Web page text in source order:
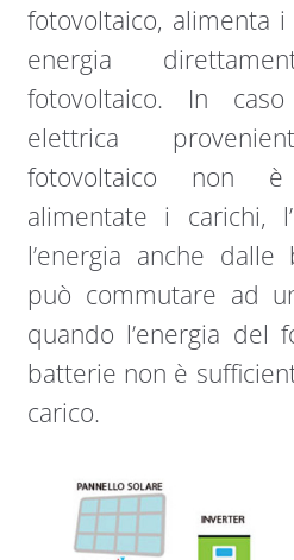
fotovoltaico, alimenta
energia
fotovoltaico. In
elettrica
fotovoltaico non
alimentate i carichi,
l’energia anche
può commutare ad
quando l’energia del
batterie non è
carico.